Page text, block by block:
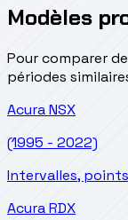
Modèles
Pour comparer
périodes
AcuraNSX
(1995 - 2022)
Intervalles,
AcuraRDX